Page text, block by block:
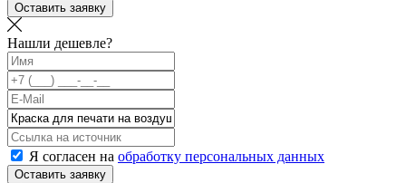
Оставить заявку
Нашли дешевле?
Я согласен на обработку персональных данных
Оставить заявку